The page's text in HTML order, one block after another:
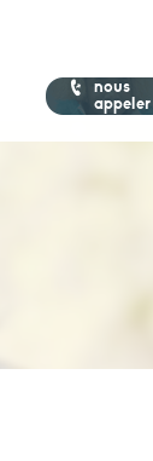
nous
appeler
- Stop Conflit